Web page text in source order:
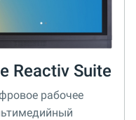
Reactiv Suite
рабочее